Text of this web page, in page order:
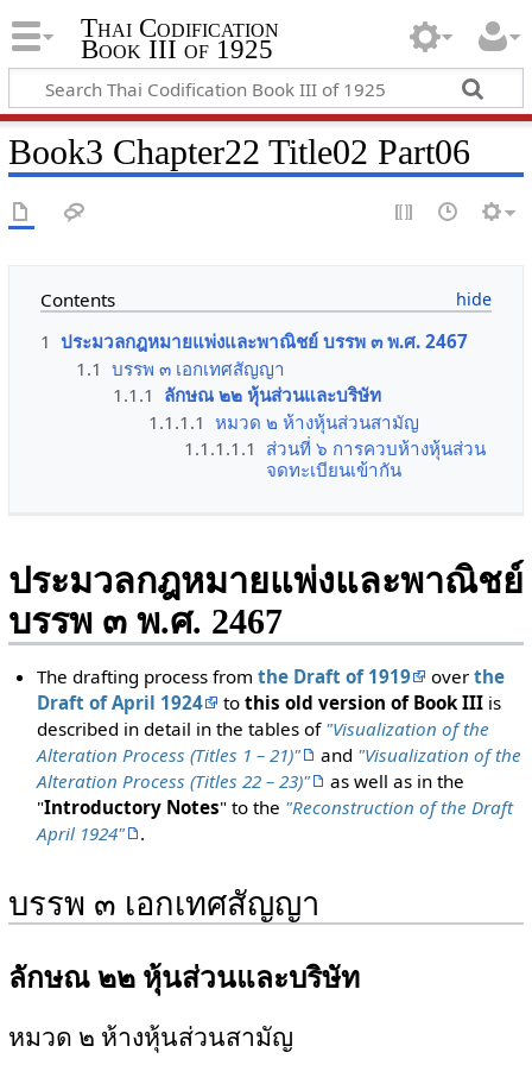
Thai Codification
Book III of 1925
Book3 Chapter22 Title02 Part06
Contents
1 ประมวลกฎหมายแพ่งและพาณิชย์ บรรพ ๓ พ.ศ. 2467
1.1 บรรพ ๓ เอกเทศสัญญา
1.1.1 ลักษณ ๒๒ หุ้นส่วนและบริษัท
1.1.1.1 หมวด ๒ ห้างหุ้นส่วนสามัญ
1.1.1.1.1 ส่วนที่ ๖ การควบห้างหุ้นส่วน
จดทะเบียนเข้ากัน
ประมวลกฎหมายแพ่งและพาณิชย์
บรรพ ๓ พ.ศ. 2467
The drafting process fromthe Draft of 1919 overthe
Draft of April 1924
tothis old version of Book III is
described in detail in the tables of "Visualization of the
Alteration Process (Titles 1 – 21)"
and "Visualization of the
Alteration Process (Titles 22 – 23)"
as well as in the
"Introductory Notes" to the "Reconstruction of the Draft
April 1924"
.
บรรพ ๓ เอกเทศสัญญา
ลักษณ ๒๒ หุ้นส่วนและบริษัท
หมวด ๒ ห้างหุ้นส่วนสามัญ